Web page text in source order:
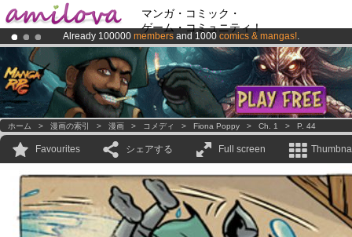
マンガ・コミック・
ゲーム・コミュニティ！
Already 100000 members and 1000 comics & mangas!.
Premium membership from3.95 eurosper month !Get membership
AmilovaKickstarter is now LIVE!.
ホーム > 漫画の索引 > 漫画 > コメディ > Fiona Poppy > Ch. 1 > P. 44
Favourites シェアする Full screen